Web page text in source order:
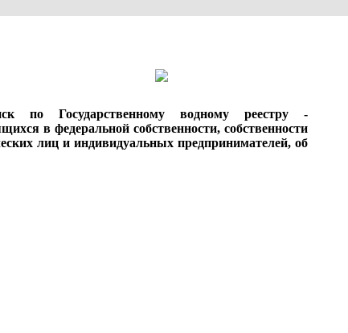
по Государственному водному реестру -
в федеральной собственности, собственности
лиц и индивидуальных предпринимателей, об